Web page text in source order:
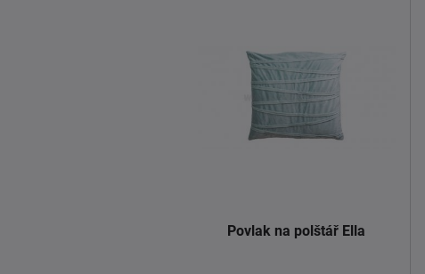
Povlak na polštář Ella